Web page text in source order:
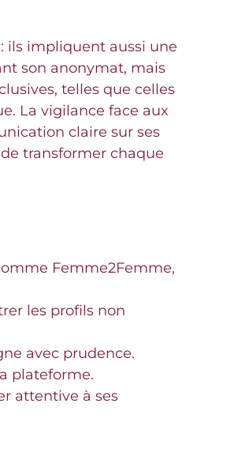
ils impliquent aussi une
son anonymat, mais
telles que celles
La vigilance face aux
claire sur ses
transformer chaque
Femme2Femme,
les profils non
avec prudence.
plateforme.
attentive à ses